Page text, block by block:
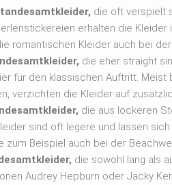
die oft verspielt
erhalten die Kleider
romantischen Kleider auch bei
die eher straight
für den klassischen Auftritt. Meist
verzichten die Kleider auf
die aus lockeren
sind oft legere und lassen
zum Beispiel auch bei der
die sowohl lang als
Audrey Hepburn oder Jacky